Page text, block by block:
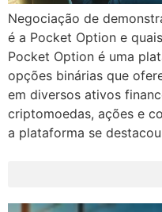
Negociação de
é a Pocket Option e
Pocket Option é uma
opções binárias que
em diversos ativos
criptomoedas, ações e
a plataforma se